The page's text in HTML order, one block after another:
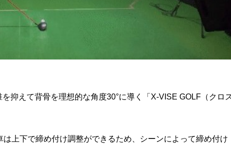
抑えて背骨を理想的な角度30°に導く「X-VISE GOLF（クロ
上下で締め付け調整ができるため、シーンによって締め付け